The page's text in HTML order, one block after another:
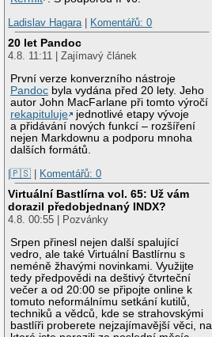
Ladislav Hagara | Komentářů: 0
20 let Pandoc
4.8. 11:11 | Zajímavý článek
První verze konverzního nástroje
Pandoc byla vydána před 20 lety. Jeho
autor John MacFarlane při tomto výročí
rekapituluje
jednotlivé etapy vývoje
a přidávání nových funkcí – rozšíření
nejen Markdownu a podporu mnoha
dalších formátů.
|🇵🇸 | Komentářů: 0
Virtuální Bastlírna vol. 65: Už vám
dorazil předobjednaný INDX?
4.8. 00:55 | Pozvánky
Srpen přinesl nejen další spalující
vedro, ale také Virtuální Bastlírnu s
neméně žhavými novinkami. Využijte
tedy předpovědi na deštivý čtvrteční
večer a od 20:00 se připojte online k
tomuto neformálnímu setkání kutilů,
techniků a vědců, kde se strahovskými
bastlíři proberete nejzajímavější věci, na